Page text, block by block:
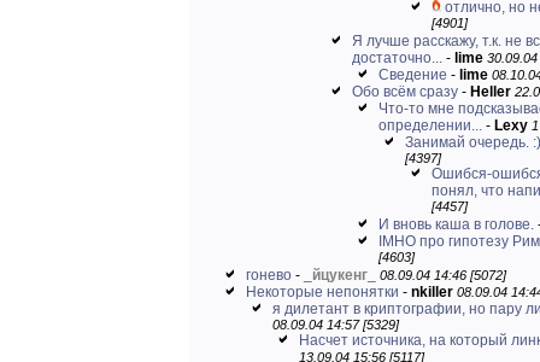
отлично, но
[4901]
Я лучше расскажу, т.к. не
достаточно... - lime
Сведение - lime
Обо всём сразу - Heller
Что-то мне
определении... - Lexy
Занимай очередь. :)
[4397]
Ошибся-
понял, что
[4457]
И вновь каша в голове.
IMHO про гипотезу
[4603]
гонево - йцукенг 08.09.04 14:46 [5072]
Некоторые непонятки - nkiller 08.09.04
я дилетант в криптографии, но пару
08.09.04 14:57 [5329]
Насчет источника, на который
13.09.04 15:56 [5117]